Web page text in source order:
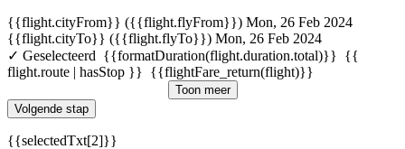
{{flight.cityFrom}} ({{flight.flyFrom}}) Mon, 26 Feb 2024
{{flight.cityTo}} ({{flight.flyTo}}) Mon, 26 Feb 2024
✓ Geselecteerd {{formatDuration(flight.duration.total)}} {{
flight.route | hasStop }} {{flightFare_return(flight)}}
Toon meer
Volgende stap
{{selectedTxt[2]}}